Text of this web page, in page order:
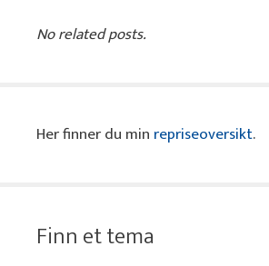
No related posts.
Her finner du min repriseoversikt.
Finn et tema